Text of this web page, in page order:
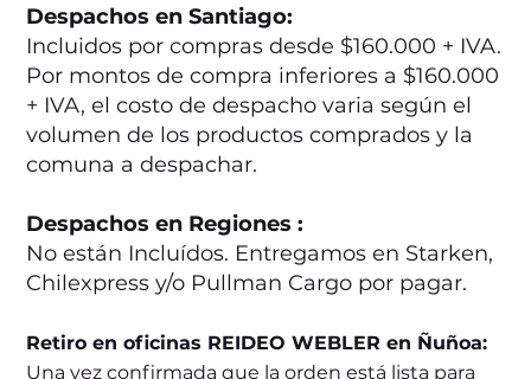
Despachos en Santiago:
Incluidos por compras desde $160.000 + IVA.
Por montos de compra inferiores a $160.000
+ IVA, el costo de despacho varia según el
volumen de los productos comprados y la
comuna a despachar.
Despachos en Regiones :
No están Incluídos. Entregamos en Starken,
Chilexpress y/o Pullman Cargo por pagar.
Retiro en oficinas REIDEO WEBLER en Ñuñoa:
Una vez confirmada que la orden está lista para